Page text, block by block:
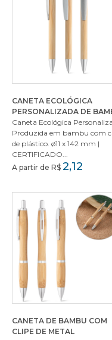
CANETA ECOLÓGICA
PERSONALIZADA DE
Caneta Ecológica
Produzida em bambu com
de plástico. ø11 x 142 mm |
CERTIFICADO...
A partir de R$ 2,12
CANETA DE BAMBU COM
CLIPE DE METAL